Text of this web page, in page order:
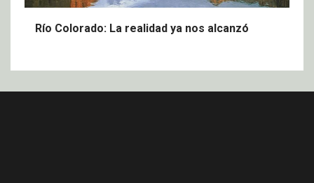
Río Colorado: La realidad ya nos alcanzó